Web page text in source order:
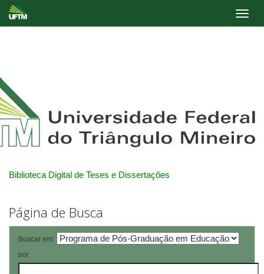
Biblioteca Digital de Teses e Dissertações
Página de Busca
Buscar em:
por